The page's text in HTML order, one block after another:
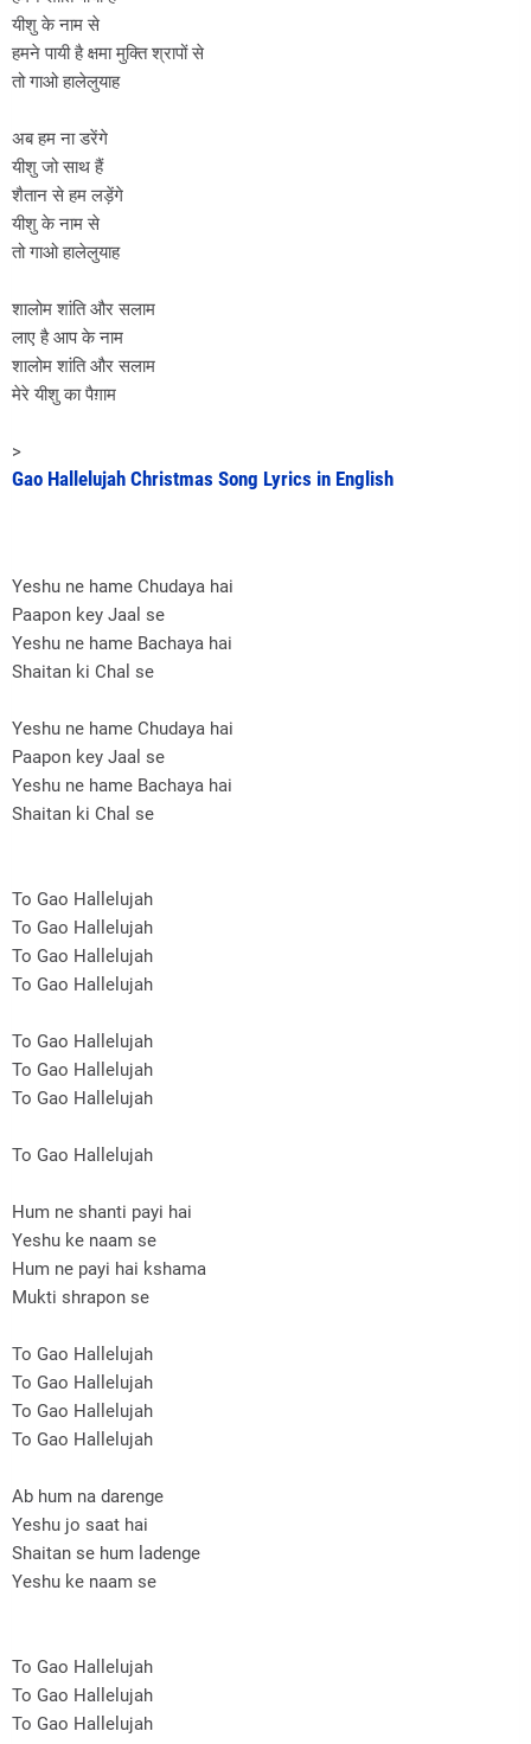
यीशु के नाम से
हमने पायी है क्षमा मुक्ति श्रापों से
तो गाओ हालेलुयाह
अब हम ना डरेंगे
यीशु जो साथ हैं
शैतान से हम लड़ेंगे
यीशु के नाम से
तो गाओ हालेलुयाह
शालोम शांति और सलाम
लाए है आप के नाम
शालोम शांति और सलाम
मेरे यीशु का पैग़ाम
>
Gao Hallelujah Christmas Song Lyrics in English
Yeshu ne hame Chudaya hai
Paapon key Jaal se
Yeshu ne hame Bachaya hai
Shaitan ki Chal se
Yeshu ne hame Chudaya hai
Paapon key Jaal se
Yeshu ne hame Bachaya hai
Shaitan ki Chal se
To Gao Hallelujah
To Gao Hallelujah
To Gao Hallelujah
To Gao Hallelujah
To Gao Hallelujah
To Gao Hallelujah
To Gao Hallelujah
To Gao Hallelujah
Hum ne shanti payi hai
Yeshu ke naam se
Hum ne payi hai kshama
Mukti shrapon se
To Gao Hallelujah
To Gao Hallelujah
To Gao Hallelujah
To Gao Hallelujah
Ab hum na darenge
Yeshu jo saat hai
Shaitan se hum ladenge
Yeshu ke naam se
To Gao Hallelujah
To Gao Hallelujah
To Gao Hallelujah